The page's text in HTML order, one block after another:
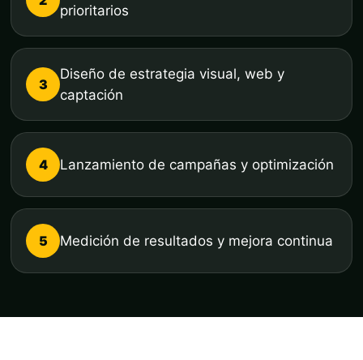
prioritarios
3
Diseño de estrategia visual, web y
captación
4 Lanzamiento de campañas y optimización
5 Medición de resultados y mejora continua